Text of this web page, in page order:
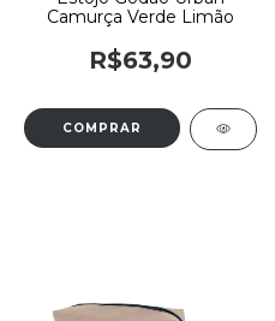
Camurça Verde Limão
R$63,90